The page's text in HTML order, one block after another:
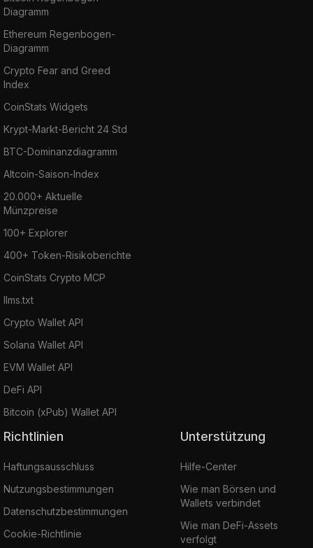
Diagramm
Ethereum Regenbogen-
Diagramm
Crypto Fear and Greed
Index
CoinStats Widgets
Krypt-Markt-Bericht 24 Std
BTC-Dominanzdiagramm
Altcoin-Saison-Index
20.000+ Aktuelle
Münzpreise
100+ Explorer
400+ Token-Risikoberichte
CoinStats Crypto MCP
llms.txt
Crypto Wallet API
Solana Wallet API
EVM Wallet API
DeFi API
Bitcoin (xPub) Wallet API
Richtlinien
Haftungsausschluss
Nutzungsbestimmungen
Datenschutzbestimmungen
Cookie-Richtlinie
Unterstützung
Hilfe-Center
Wie man Börsen und
Wallets verbindet
Wie man DeFi-Assets
verfolgt